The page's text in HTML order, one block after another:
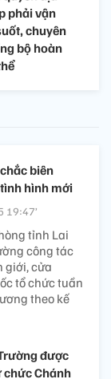
phải vận
chuyên
bộ hoàn
biên
hình mới
19:47’
tỉnh Lai
công tác
giới, cửa
tổ chức tuần
theo kế
được
chức Chánh